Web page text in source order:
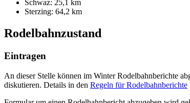
Schwaz: 25,1 km
Sterzing: 64,2 km
Rodelbahnzustand
Eintragen
An dieser Stelle können im Winter Rodelbahnberichte
diskutieren. Details in den Regeln für Rodelbahnberichte